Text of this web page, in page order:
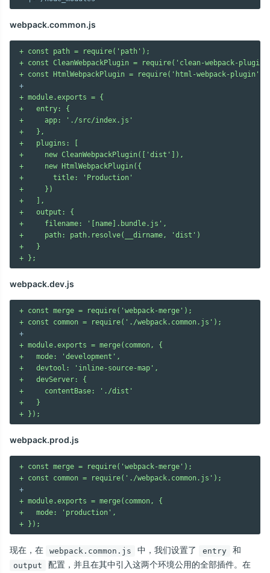
webpack.common.js
+ const path = require('path');
+ const CleanWebpackPlugin = require('clean-webpack-
+ const HtmlWebpackPlugin = require('html-webpack-plugin');
+ module.exports = {
+   entry: {
+     app: './src/index.js'
+   },
+   plugins: [
+     new CleanWebpackPlugin(['dist']),
+     new HtmlWebpackPlugin({
+       title: 'Production'
+     })
+   ],
+   output: {
+     filename: '[name].bundle.js',
+     path: path.resolve(__dirname, 'dist')
+   }
+ };
webpack.dev.js
+ const merge = require('webpack-merge');
+ const common = require('./webpack.common.js');
+ module.exports = merge(common, {
+   mode: 'development',
+   devtool: 'inline-source-map',
+   devServer: {
+     contentBase: './dist'
+   }
+ });
webpack.prod.js
+ const merge = require('webpack-merge');
+ const common = require('./webpack.common.js');
+ module.exports = merge(common, {
+   mode: 'production',
+ });
现在，在 webpack.common.js 中，我们设置了 entry 和
output 配置，并且在其中引入这两个环境公用的全部插件。在